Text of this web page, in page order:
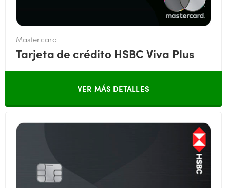
Mastercard
Tarjeta de crédito HSBC Viva Plus
VER MÁS DETALLES